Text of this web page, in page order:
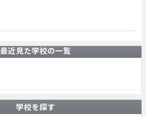
最近見た学校の一覧
学校を探す